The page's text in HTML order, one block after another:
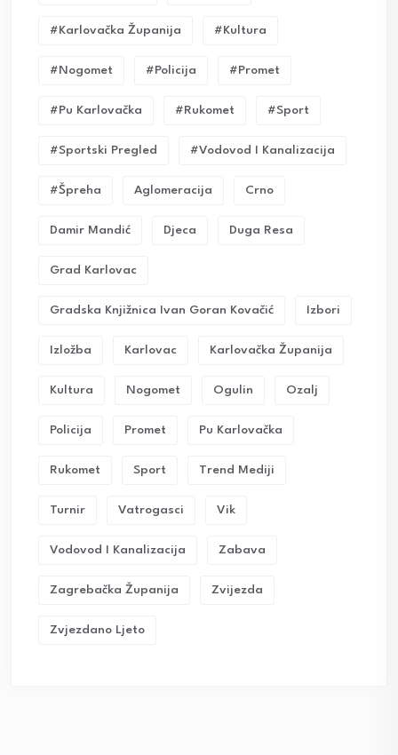
#karlovačka Županija #kultura
#nogomet #policija #promet
#pu Karlovačka #rukomet #sport
#sportski Pregled #vodovod I Kanalizacija
#Špreha Aglomeracija Crno
Damir Mandić Djeca Duga Resa
Grad Karlovac
Gradska Knjižnica Ivan Goran Kovačić Izbori
Izložba Karlovac Karlovačka Županija
Kultura Nogomet Ogulin Ozalj
Policija Promet Pu Karlovačka
Rukomet Sport Trend Mediji
Turnir Vatrogasci Vik
Vodovod I Kanalizacija Zabava
Zagrebačka Županija Zvijezda
Zvjezdano Ljeto